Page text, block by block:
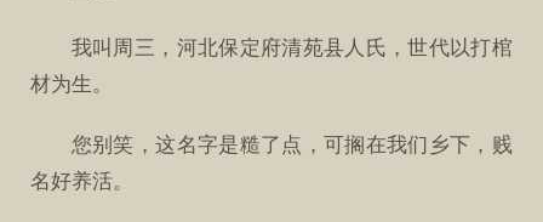
我叫周三，河北保定府清苑县人氏，世代以打棺
材为生。
您别笑，这名字是糙了点，可搁在我们乡下，贱
名好养活。